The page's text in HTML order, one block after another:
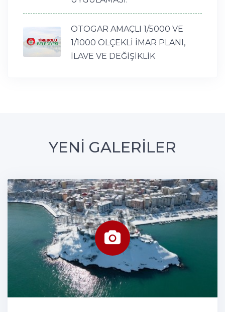
OTOGAR AMAÇLI 1/5000 VE
1/1000 ÖLÇEKLİ İMAR PLANI,
İLAVE VE DEĞİŞİKLİK
YENİ GALERİLER